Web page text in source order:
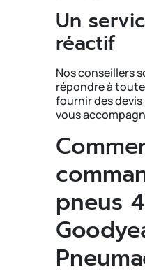
Un
réactif
Nos conseillers
répondre à
fournir des
vous
pneus